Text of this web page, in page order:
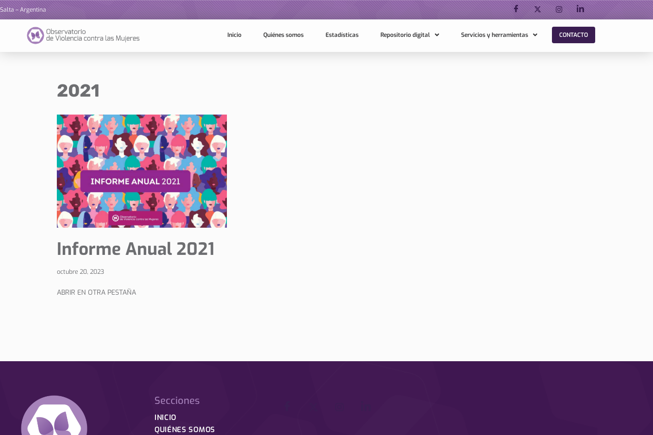
Salta – Argentina
Inicio Quiénes somos Estadísticas Repositorio digital Servicios y herramientas CONTACTO
2021
Informe Anual 2021
octubre 20, 2023
ABRIR EN OTRA PESTAÑA
Secciones
INICIO
QUIÉNES SOMOS